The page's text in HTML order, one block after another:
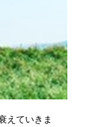
えていきま